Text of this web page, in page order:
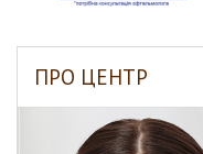
ПРО ЦЕНТР